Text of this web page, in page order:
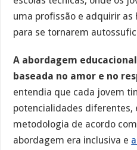
uma profissão e adquirir as
para se tornarem
A abordagem
baseada no amor e no
entendia que cada jovem
potencialidades diferentes,
metodologia de acordo
abordagem era inclusiva e